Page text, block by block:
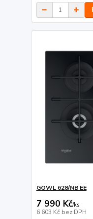
GOWL 628/NB EE
7 990 Kč/ks
6 603 Kč bez DPH